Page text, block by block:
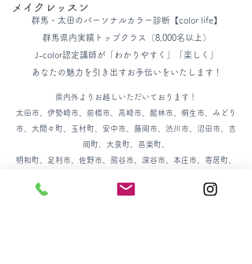
メイクレッスン
群馬・太田のパーソナルカラー診断【color life】
群馬県内実績トップクラス
（8,000名以上）
J-color認定講師が 「わかりやすく」「楽しく」
あなたの魅力を引き出すお手伝いをいたします！
​県内外よりお越しいただいております！
​太田市、伊勢崎市、前橋市、高崎市、館林市、桐生市、みどり
市、大間々町、玉村町、安中市、藤岡市、渋川市、沼田市、吉
岡町、大泉町、邑楽町、
明和町、
足利市、佐野市、熊谷市、深谷市、本庄市、寄居町、